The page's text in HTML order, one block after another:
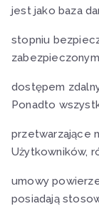
jest jako baza
stopniu
dostępem
Ponadto
przetwarzające
Użytkowników,
umowy
posiadają